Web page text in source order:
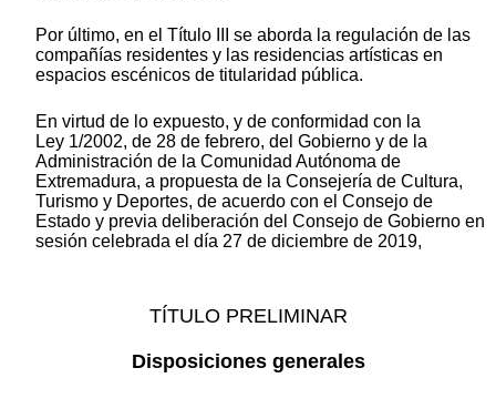
Por último, en el Título III se aborda la regulación de las
compañías residentes y las residencias artísticas en
espacios escénicos de titularidad pública.
En virtud de lo expuesto, y de conformidad con la
Ley 1/2002, de 28 de febrero, del Gobierno y de la
Administración de la Comunidad Autónoma de
Extremadura, a propuesta de la Consejería de Cultura,
Turismo y Deportes, de acuerdo con el Consejo de
Estado y previa deliberación del Consejo de Gobierno en
sesión celebrada el día 27 de diciembre de 2019,
TÍTULO PRELIMINAR
Disposiciones generales